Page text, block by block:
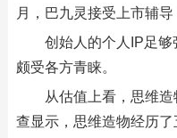
月，巴九灵接受上市辅导
创始人的个人IP足
颇受各方青睐。
从估值上看，思维
查显示，思维造物经历